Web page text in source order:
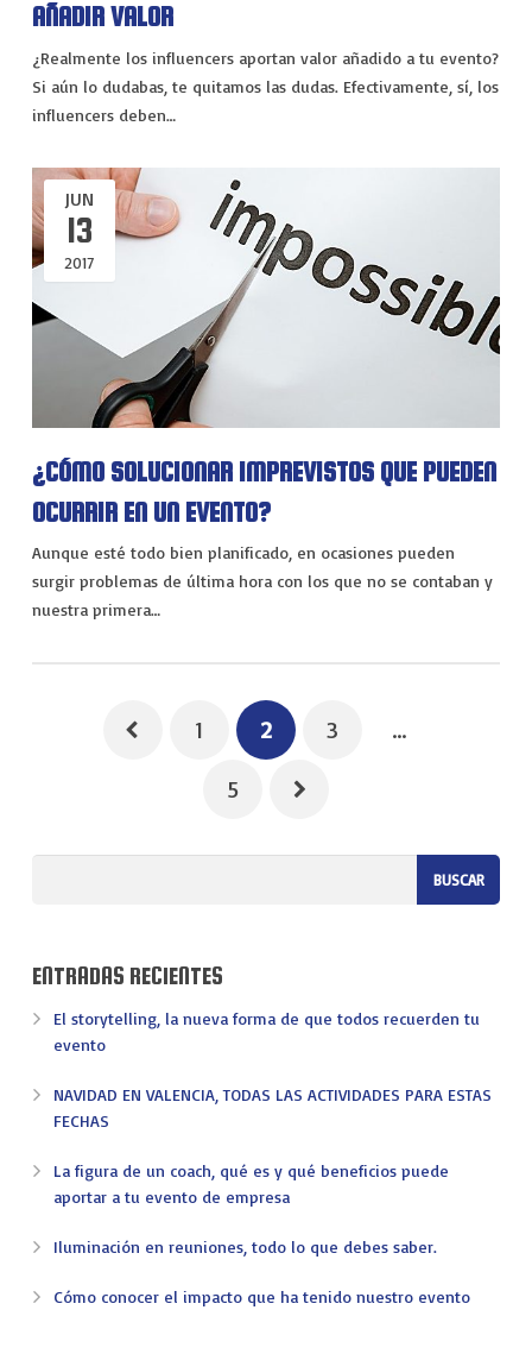
AÑADIR VALOR
¿Realmente los influencers aportan valor añadido a tu evento?
Si aún lo dudabas, te quitamos las dudas. Efectivamente, sí, los
influencers deben…
¿CÓMO SOLUCIONAR IMPREVISTOS QUE PUEDEN
OCURRIR EN UN EVENTO?
JUN
13
2017
Aunque esté todo bien planificado, en ocasiones pueden
surgir problemas de última hora con los que no se contaban y
nuestra primera…
1 2 3
…
5
ENTRADAS RECIENTES
El storytelling, la nueva forma de que todos recuerden tu
evento
NAVIDAD EN VALENCIA, TODAS LAS ACTIVIDADES PARA ESTAS
FECHAS
La figura de un coach, qué es y qué beneficios puede
aportar a tu evento de empresa
Iluminación en reuniones, todo lo que debes saber.
Cómo conocer el impacto que ha tenido nuestro evento